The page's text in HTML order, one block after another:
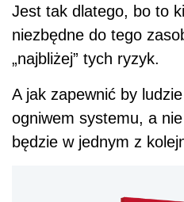
Jest tak dlatego, bo to
niezbędne do tego
„najbliżej” tych ryzyk.
A jak zapewnić by
ogniwem systemu, a
będzie w jednym z